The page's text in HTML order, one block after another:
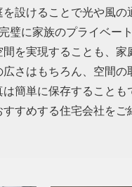
設けることで光や風
璧に家族のプライベー
を実現することも、
さはもちろん、空間
簡単に保存すること
すめする住宅会社を